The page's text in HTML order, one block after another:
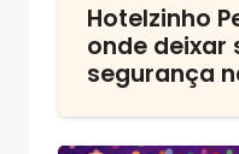
Hotelzinho
onde deixar
segurança